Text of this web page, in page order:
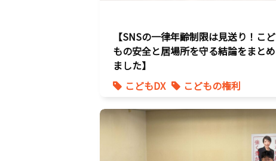
【SNSの一律年齢制限は見送り！こど
もの安全と居場所を守る結論をまとめ
ました】
こどもDX
こどもの権利